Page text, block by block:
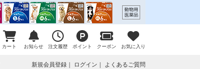
カート お知らせ 注文履歴 ポイント クーポン お気に入り
新規会員登録 ログイン よくあるご質問